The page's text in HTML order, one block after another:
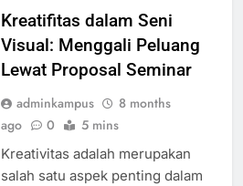
Kreatifitas dalam Seni
Visual: Menggali Peluang
Lewat Proposal Seminar
adminkampus
8 months
ago
0 5 mins
Kreativitas adalah merupakan
salah satu aspek penting dalam